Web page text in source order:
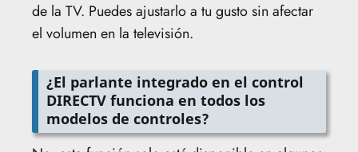
de la TV. Puedes ajustarlo a tu gusto sin afectar
el volumen en la televisión.
¿El parlante integrado en el control
DIRECTV funciona en todos los
modelos de controles?